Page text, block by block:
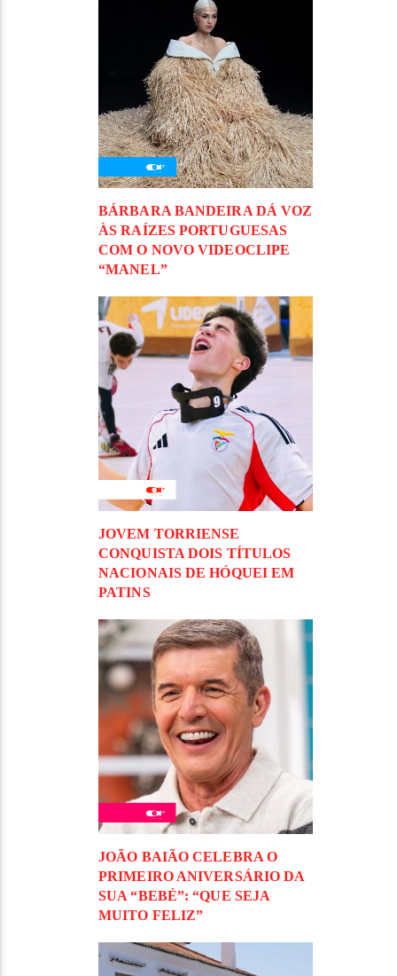
BÁRBARA BANDEIRA DÁ VOZ
ÀS RAÍZES PORTUGUESAS
COM O NOVO VIDEOCLIPE
“MANEL”
JOVEM TORRIENSE
CONQUISTA DOIS TÍTULOS
NACIONAIS DE HÓQUEI EM
PATINS
JOÃO BAIÃO CELEBRA O
PRIMEIRO ANIVERSÁRIO DA
SUA “BEBÉ”: “QUE SEJA
MUITO FELIZ”